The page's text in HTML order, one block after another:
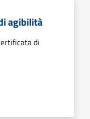
agibilità
di